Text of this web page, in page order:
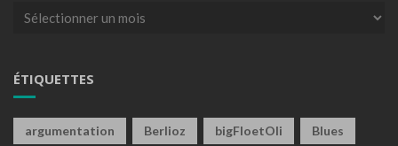
Archives
ÉTIQUETTES
argumentation Berlioz bigFloetOli Blues